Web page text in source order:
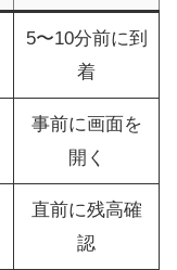
5〜10分前に到
着
事前に画面を
開く
直前に残高確
認